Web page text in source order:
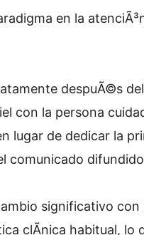
en la
despuÃ©s
con la persona
lugar de dedicar la
comunicado
significativo con
clÃ­nica habitual, lo